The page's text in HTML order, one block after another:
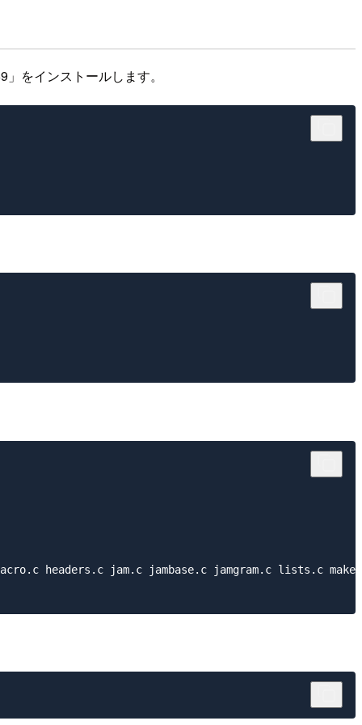
をインストールします。
headers.c jam.c jambase.c jamgram.c